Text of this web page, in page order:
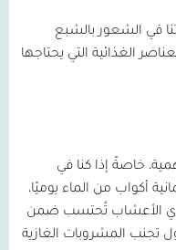
في الشعور بالشبع
الغذائية التي يحتاجها
خاصةً إذا كنا في
أكواب من الماء يوميًا،
شاي الأعشاب تُحتسب ضمن
تجنب المشروبات الغازية